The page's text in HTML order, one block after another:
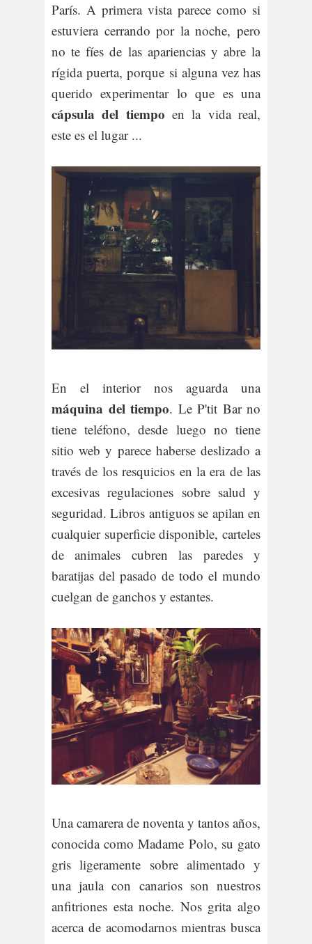
París. A primera vista parece como si
estuviera cerrando por la noche, pero
no te fíes de las apariencias y abre la
rígida puerta, porque si alguna vez has
querido experimentar lo que es una
cápsula del tiempo en la vida real,
este es el lugar ...
En el interior nos aguarda una
máquina del tiempo. Le P'tit Bar no
tiene teléfono, desde luego no tiene
sitio web y parece haberse deslizado a
través de los resquicios en la era de las
excesivas regulaciones sobre salud y
seguridad. Libros antiguos se apilan en
cualquier superficie disponible, carteles
de animales cubren las paredes y
baratijas del pasado de todo el mundo
cuelgan de ganchos y estantes.
Una camarera de noventa y tantos años,
conocida como Madame Polo, su gato
gris ligeramente sobre alimentado y
una jaula con canarios son nuestros
anfitriones esta noche. Nos grita algo
acerca de acomodarnos mientras busca